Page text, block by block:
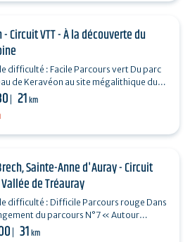
- Circuit VTT - À la découverte du
: Facile Parcours vert Du parc
de Keravéon au site mégalithique du
Varquez. Circuit homologué par la Fédération…
21km
Sainte-Anne d'Auray - Circuit
Vallée de Tréauray
difficulté : Difficile Parcours rouge Dans
du parcours N°7 « Autour
», le circuit permet de remonter la
31km